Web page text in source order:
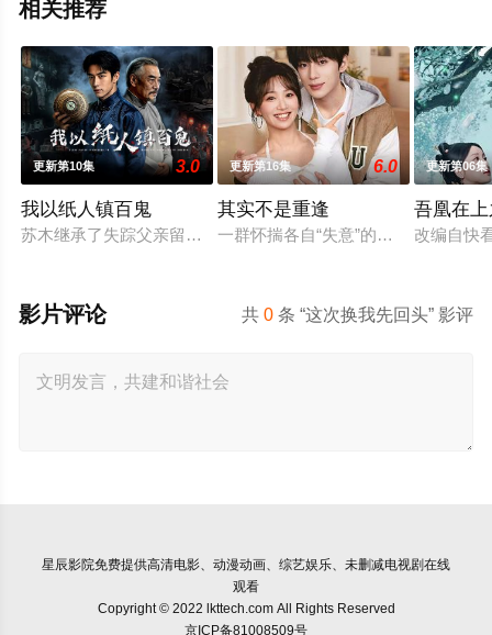
相关推荐
更新第10集 3.0
我以纸人镇百鬼
苏木继承了失踪父亲留下的白事馆，本想低调扎纸维生，却因
更新第16集 6.0
其实不是重逢
一群怀揣各自“失意”的年轻人，在沿
更新第06集
吾凰在
改编自快
共0 条 “这次换我先回头” 影评
影片评论
星辰影院免费提供高清电影、动漫动画、综艺娱乐、未删减电视剧在线
观看
Copyright © 2022 lkttech.com All Rights Reserved
京ICP备81008509号